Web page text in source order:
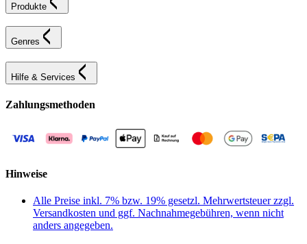
Produkte
Genres
Hilfe & Services
Zahlungsmethoden
Hinweise
Alle Preise inkl. 7% bzw. 19% gesetzl. Mehrwertsteuer zzgl.
Versandkosten und ggf. Nachnahmegebühren, wenn nicht
anders angegeben.